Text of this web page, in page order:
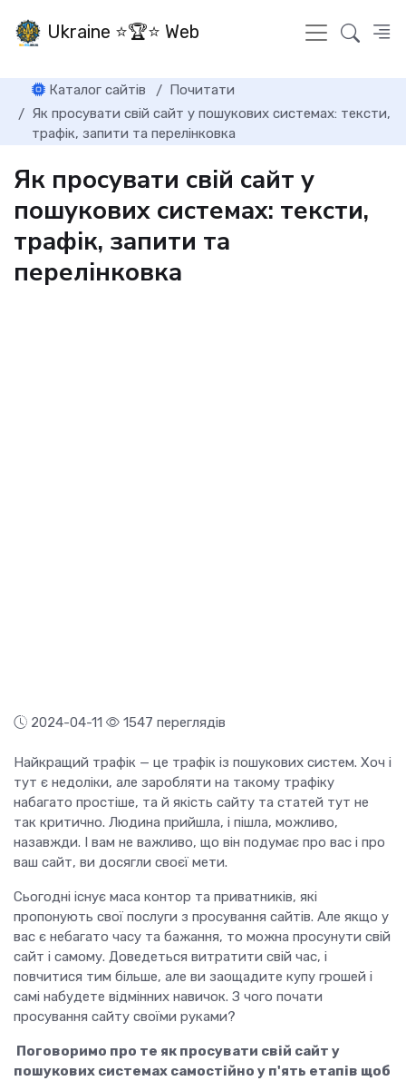
Ukraine ⭐🏆⭐ Web
Каталог сайтів
Почитати
Як просувати свій сайт у пошукових системах: тексти,
трафік, запити та перелінковка
Як просувати свій сайт у
пошукових системах: тексти,
трафік, запити та
перелінковка
2024-04-11 1547 переглядів
Найкращий трафік — це трафік із пошукових систем. Хоч і
тут є недоліки, але заробляти на такому трафіку
набагато простіше, та й якість сайту та статей тут не
так критично. Людина прийшла, і пішла, можливо,
назавжди. І вам не важливо, що він подумає про вас і про
ваш сайт, ви досягли своєї мети.
Сьогодні існує маса контор та приватників, які
пропонують свої послуги з просування сайтів. Але якщо у
вас є небагато часу та бажання, то можна просунути свій
сайт і самому. Доведеться витратити свій час, і
повчитися тим більше, але ви заощадите купу грошей і
самі набудете відмінних навичок. З чого почати
просування сайту своїми руками?
Поговоримо про те як просувати свій сайт у
пошукових системах самостійно у п'ять етапів щоб